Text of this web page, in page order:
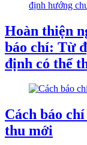
Hoàn thiện
báo chí: Từ
định có thể
Cách báo
thu mới